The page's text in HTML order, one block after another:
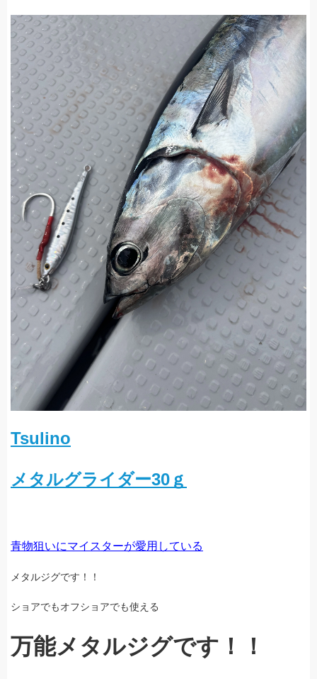
Tsulino
メタルグライダー30ｇ
青物狙いにマイスターが愛用している
メタルジグです！！
ショアでもオフショアでも使える
万能メタルジグです！！